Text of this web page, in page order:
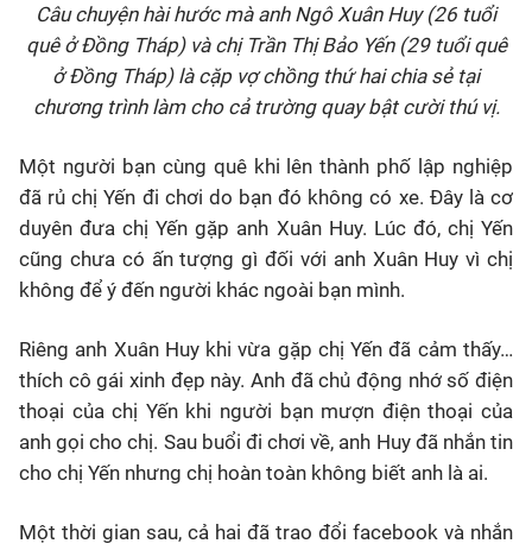
Câu chuyện hài hước mà anh Ngô Xuân Huy (26 tuổi
quê ở Đồng Tháp) và chị Trần Thị Bảo Yến (29 tuổi quê
ở Đồng Tháp) là cặp vợ chồng thứ hai chia sẻ tại
chương trình làm cho cả trường quay bật cười thú vị.
Một người bạn cùng quê khi lên thành phố lập nghiệp
đã rủ chị Yến đi chơi do bạn đó không có xe. Đây là cơ
duyên đưa chị Yến gặp anh Xuân Huy. Lúc đó, chị Yến
cũng chưa có ấn tượng gì đối với anh Xuân Huy vì chị
không để ý đến người khác ngoài bạn mình.
Riêng anh Xuân Huy khi vừa gặp chị Yến đã cảm thấy…
thích cô gái xinh đẹp này. Anh đã chủ động nhớ số điện
thoại của chị Yến khi người bạn mượn điện thoại của
anh gọi cho chị. Sau buổi đi chơi về, anh Huy đã nhắn tin
cho chị Yến nhưng chị hoàn toàn không biết anh là ai.
Một thời gian sau, cả hai đã trao đổi facebook và nhắn